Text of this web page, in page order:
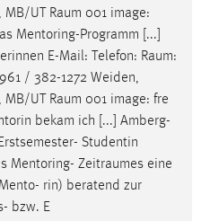
MB/UT Raum 001 image:
Mentoring-Programm [...]
E-Mail: Telefon: Raum:
/ 382-1272 Weiden,
MB/UT Raum 001 image: fre
bekam ich [...] Amberg-
Studentin
Mentoring- Zeitraumes eine
rin) beratend zur
bzw. E